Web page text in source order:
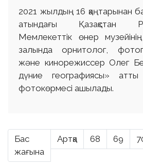
2021 жылдың 16 қаңтарынан
атындағы Қазақстан
Мемлекеттік өнер
залында орнитолог,
және кинорежиссер Олег
дүние географиясы» атты
фотокөрмесі ашылады.
Бас
жағына
Артқа 68 69